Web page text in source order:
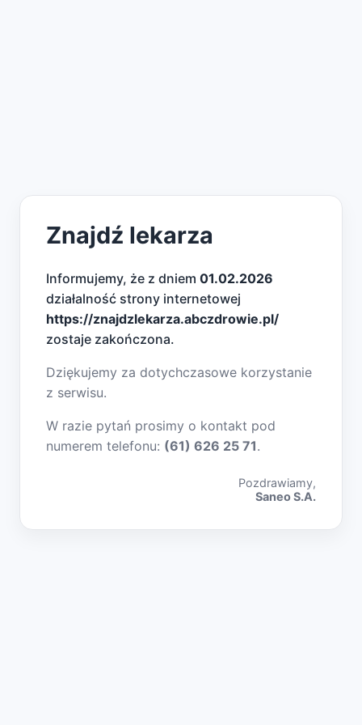
Znajdź lekarza
Informujemy, że z dniem 01.02.2026
działalność strony internetowej
https://znajdzlekarza.abczdrowie.pl/
zostaje zakończona.
Dziękujemy za dotychczasowe korzystanie
z serwisu.
W razie pytań prosimy o kontakt pod
numerem telefonu: (61) 626 25 71.
Pozdrawiamy,
Saneo S.A.